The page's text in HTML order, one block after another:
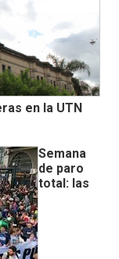
en la UTN
Semana
de paro
total: las